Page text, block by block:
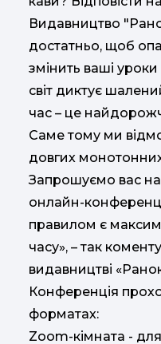
Видавництво
достатньо, щоб
змінить ваші
світ диктує
час – це
Саме тому ми
довгих
Запрошуємо вас на
онлайн-
правилом є
часу», – так
видавництві
Конференція
форматах:
Zoom-кімната - для